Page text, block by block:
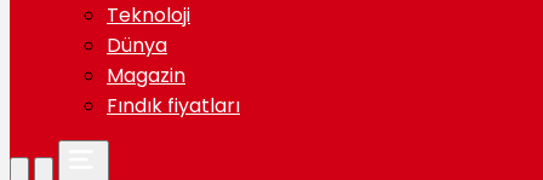
Teknoloji
Dünya
Magazin
Fındık fiyatları